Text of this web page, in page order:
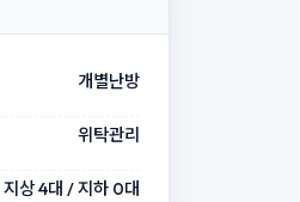
개별난방
위탁관리
지상 4대 / 지하 0대